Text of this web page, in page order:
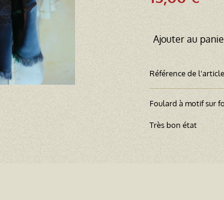
Ajouter au
Référence de
Foulard à motif sur
Très bon état